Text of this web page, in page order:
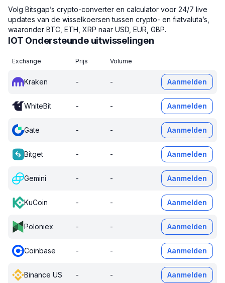
Volg Bitsgap’s crypto-converter en calculator voor 24/7 live
updates van de wisselkoersen tussen crypto- en fiatvaluta’s,
waaronder BTC, ETH, XRP naar USD, EUR, GBP.
IOT Ondersteunde uitwisselingen
Exchange Prijs Volume
Kraken - - Aanmelden
WhiteBit - - Aanmelden
Gate - - Aanmelden
Bitget - - Aanmelden
Gemini - - Aanmelden
KuCoin - - Aanmelden
Poloniex - - Aanmelden
Coinbase - - Aanmelden
Binance US - - Aanmelden